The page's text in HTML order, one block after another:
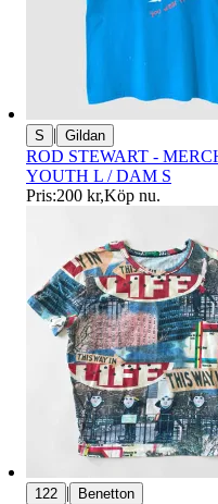
S | Gildan
ROD STEWART -
YOUTH L / DAM S
Pris:200 kr,Köp nu.
122 | Benetton